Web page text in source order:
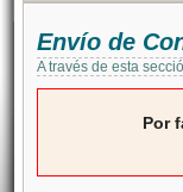
Envío de
A través de esta
Por